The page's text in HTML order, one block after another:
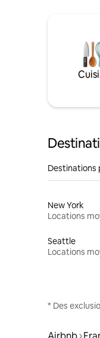
Destinations
New York
Seattle
* Des